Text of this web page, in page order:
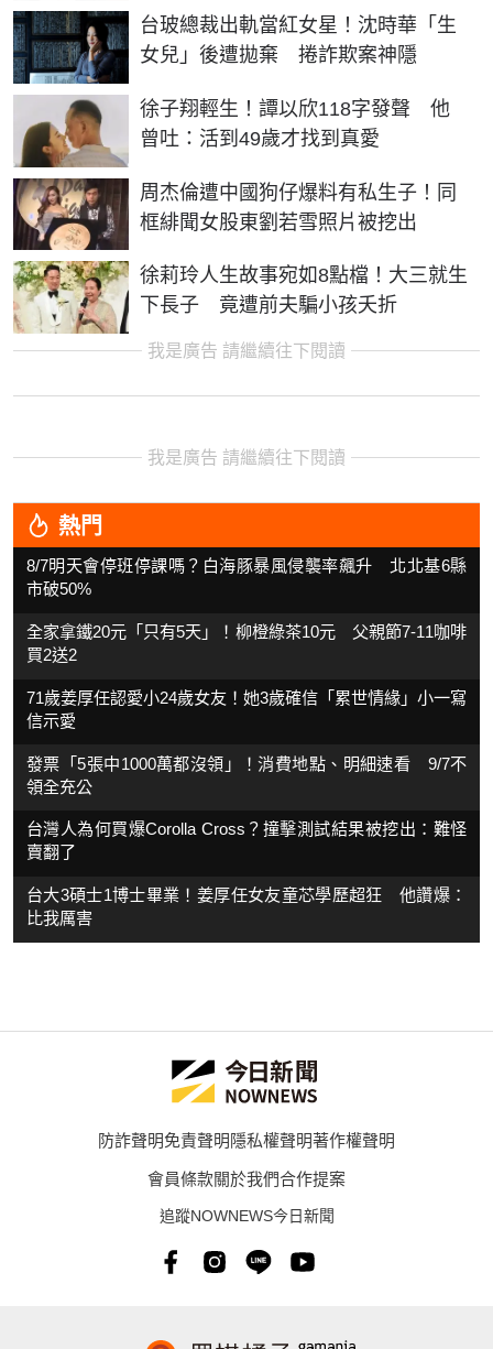
台玻總裁出軌當紅女星！沈時華「生
女兒」後遭拋棄 捲詐欺案神隱
徐子翔輕生！譚以欣118字發聲 他
曾吐：活到49歲才找到真愛
周杰倫遭中國狗仔爆料有私生子！同
框緋聞女股東劉若雪照片被挖出
徐莉玲人生故事宛如8點檔！大三就生
下長子 竟遭前夫騙小孩夭折
我是廣告 請繼續往下閱讀
我是廣告 請繼續往下閱讀
熱門
8/7明天會停班停課嗎？白海豚暴風侵襲率飆升 北北基6縣
市破50%
全家拿鐵20元「只有5天」！柳橙綠茶10元 父親節7-11咖啡
買2送2
71歲姜厚任認愛小24歲女友！她3歲確信「累世情緣」小一寫
信示愛
發票「5張中1000萬都沒領」！消費地點、明細速看 9/7不
領全充公
台灣人為何買爆Corolla Cross？撞擊測試結果被挖出：難怪
賣翻了
台大3碩士1博士畢業！姜厚任女友童芯學歷超狂 他讚爆：
比我厲害
防詐聲明免責聲明隱私權聲明著作權聲明
會員條款關於我們合作提案
追蹤NOWNEWS今日新聞